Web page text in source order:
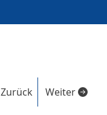
Zurück Weiter